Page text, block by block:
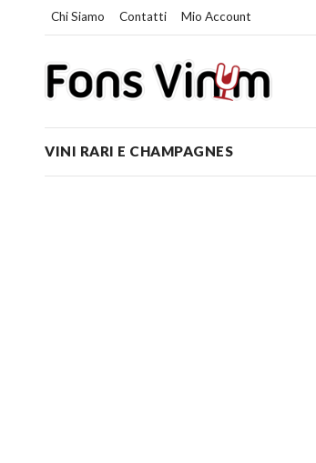
Chi Siamo Contatti Mio Account
VINI RARI E CHAMPAGNES